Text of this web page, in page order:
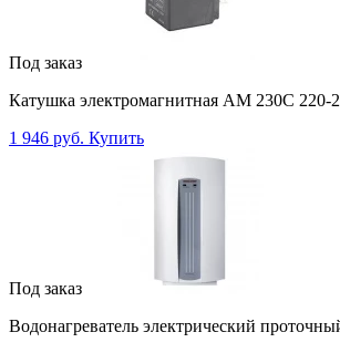
Под заказ
Катушка электромагнитная AM 230C
1 946 руб. Купить
Под заказ
Водонагреватель электрический